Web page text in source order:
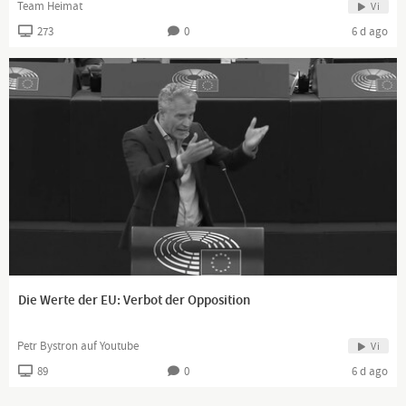
Team Heimat Vi
273 0 6 d ago
Die Werte der EU: Verbot der Opposition
Petr Bystron auf Youtube Vi
89 0 6 d ago